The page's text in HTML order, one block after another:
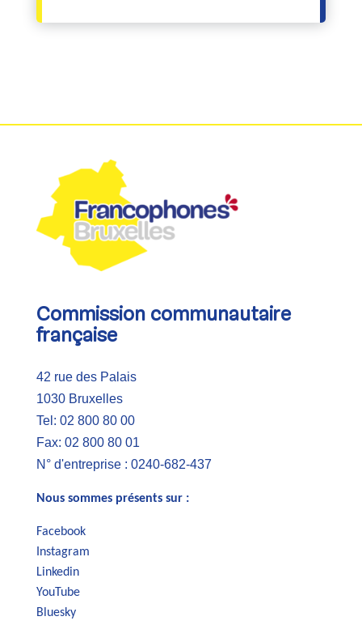
Commission communautaire
française
42 rue des Palais
1030 Bruxelles
Tel: 02 800 80 00
Fax: 02 800 80 01
N° d'entreprise : 0240-682-437
Nous sommes présents sur :
Facebook
Instagram
Linkedin
YouTube
Bluesky